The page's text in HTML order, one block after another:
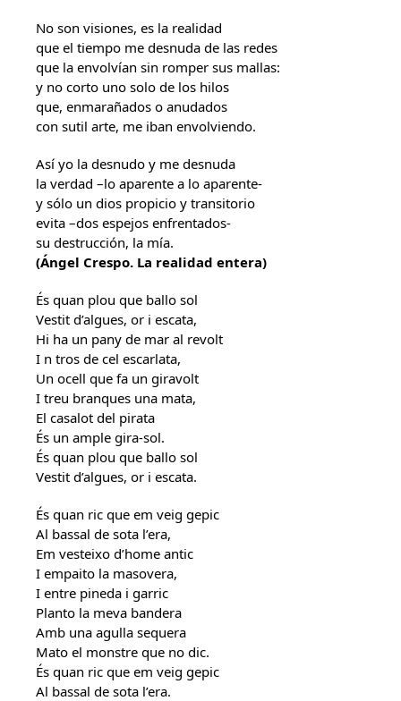
No son visiones, es la realidad
que el tiempo me desnuda de las redes
que la envolvían sin romper sus mallas:
y no corto uno solo de los hilos
que, enmarañados o anudados
con sutil arte, me iban envolviendo.
Así yo la desnudo y me desnuda
la verdad –lo aparente a lo aparente-
y sólo un dios propicio y transitorio
evita –dos espejos enfrentados-
su destrucción, la mía.
(Ángel Crespo. La realidad entera)
És quan plou que ballo sol
Vestit d’algues, or i escata,
Hi ha un pany de mar al revolt
I n tros de cel escarlata,
Un ocell que fa un giravolt
I treu branques una mata,
El casalot del pirata
És un ample gira-sol.
És quan plou que ballo sol
Vestit d’algues, or i escata.
És quan ric que em veig gepic
Al bassal de sota l’era,
Em vesteixo d’home antic
I empaito la masovera,
I entre pineda i garric
Planto la meva bandera
Amb una agulla sequera
Mato el monstre que no dic.
És quan ric que em veig gepic
Al bassal de sota l’era.